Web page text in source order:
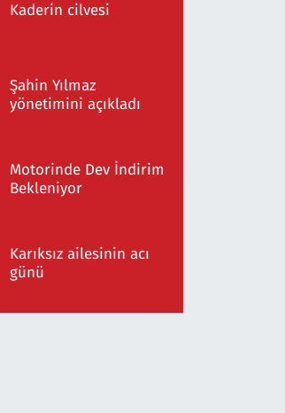
Kaderin cilvesi
Şahin Yılmaz
yönetimini açıkladı
Motorinde Dev İndirim
Bekleniyor
Karıksız ailesinin acı
günü